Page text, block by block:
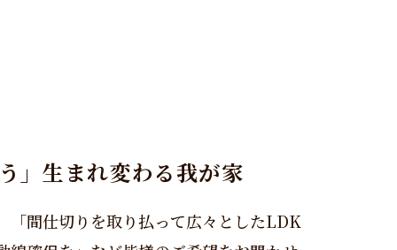
」生まれ変わる我が家
「間仕切りを取り払って広々としたLDK